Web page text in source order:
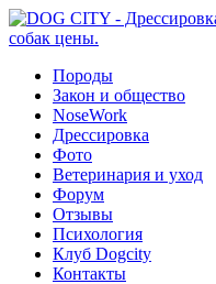
Породы
Закон и общество
NoseWork
Дрессировка
Фото
Ветеринария и уход
Форум
Отзывы
Психология
Клуб Dogcity
Контакты